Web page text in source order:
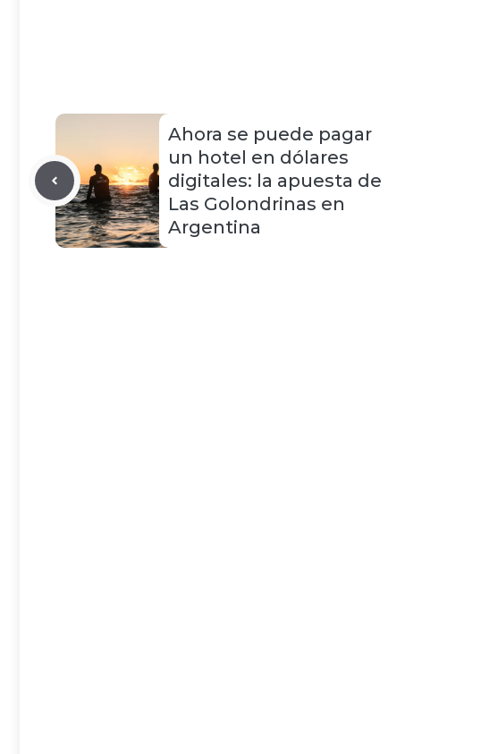
Ahora se puede pagar
un hotel en dólares
digitales: la apuesta de
Las Golondrinas en
Argentina